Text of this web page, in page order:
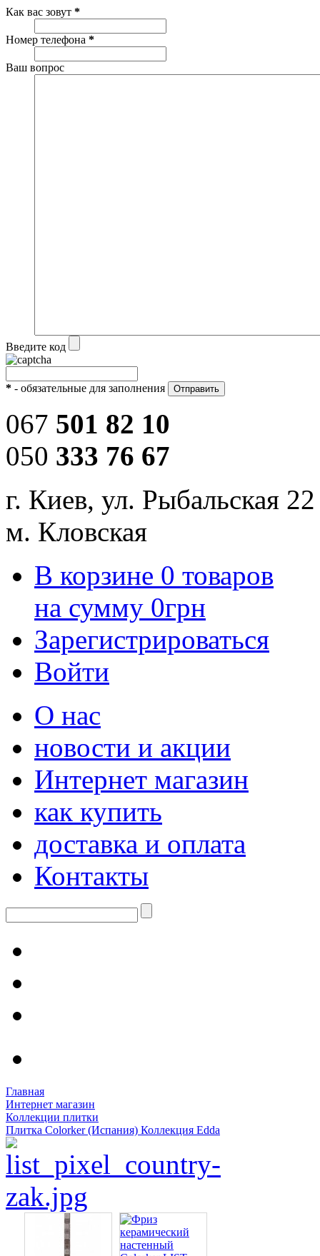
Как вас зовут *
Номер телефона *
Ваш вопрос
Введите код
* - обязательные для заполнения
067 501 82 10
050 333 76 67
г. Киев, ул. Рыбальская 22
м. Кловская
В корзине 0 товаров
на сумму 0грн
Зарегистрироваться
Войти
О нас
новости и акции
Интернет магазин
как купить
доставка и оплата
Контакты
Главная
Интернет магазин
Коллекции плитки
Плитка Colorker (Испания) Коллекция Edda